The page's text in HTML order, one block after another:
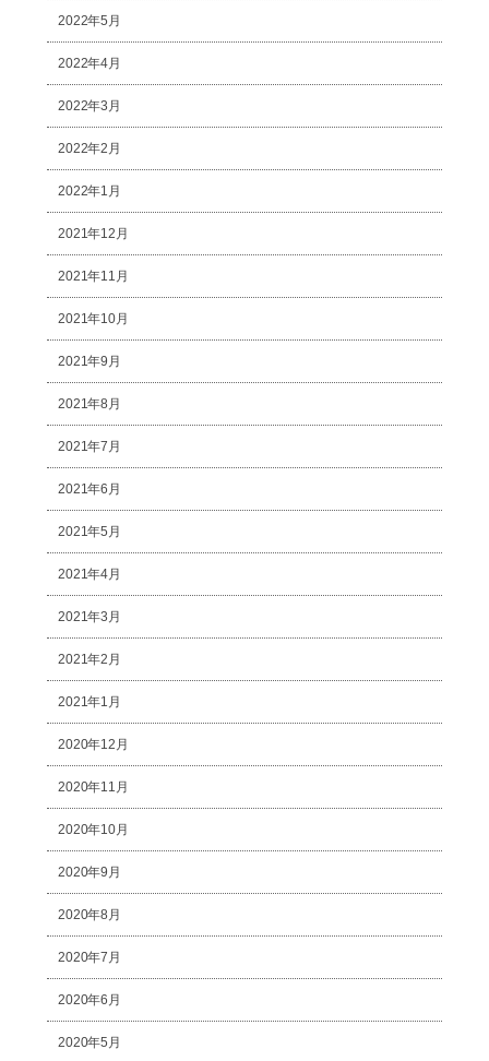
2022年5月
2022年4月
2022年3月
2022年2月
2022年1月
2021年12月
2021年11月
2021年10月
2021年9月
2021年8月
2021年7月
2021年6月
2021年5月
2021年4月
2021年3月
2021年2月
2021年1月
2020年12月
2020年11月
2020年10月
2020年9月
2020年8月
2020年7月
2020年6月
2020年5月